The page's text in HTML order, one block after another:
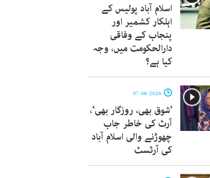
اسلام آباد پولیس کے
اہلکار کشمیر اور
پنجاب کے وفاقی
دارالحکومت میں، وجہ
کیا ہے؟
’شوق بھی، روزگار بھی‘،
آرٹ کی خاطر جاب
چھوڑنے والی اسلام آباد
کی آرٹسٹ